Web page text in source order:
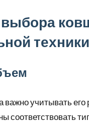
техники
учитывать его
соответствовать